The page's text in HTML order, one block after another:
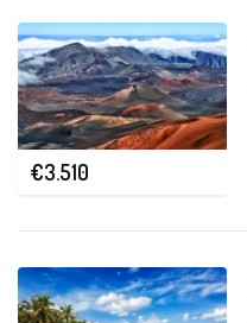
€3.510